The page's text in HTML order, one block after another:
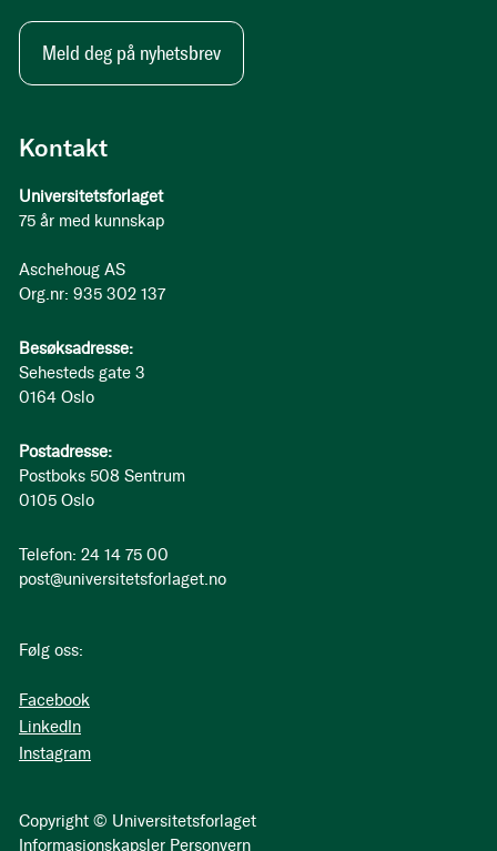
Kontakt
Universitetsforlaget
75 år med kunnskap
Aschehoug AS
Org.nr: 935 302 137
Besøksadresse:
Sehesteds gate 3
0164 Oslo
Postadresse:
Postboks 508 Sentrum
0105 Oslo
Telefon: 24 14 75 00
post@universitetsforlaget.no
Følg oss:
Facebook
LinkedIn
Instagram
Copyright © Universitetsforlaget
Informasjonskapsler Personvern
Meld deg på nyhetsbrev